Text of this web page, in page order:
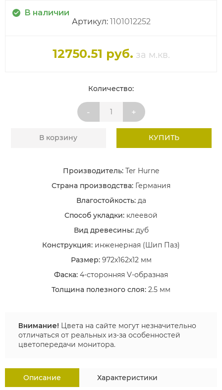
В наличии
Артикул: 1101012252
12750.51 руб. за м.кв.
Количество:
- +
В корзину КУПИТЬ
Производитель: Ter Hurne
Страна производства: Германия
Влагостойкость: да
Способ укладки: клеевой
Вид древесины: дуб
Конструкция: инженерная (Шип Паз)
Размер: 972х162х12 мм
Фаска: 4-сторонняя V-образная
Толщина полезного слоя: 2.5 мм
Внимание! Цвета на сайте могут незначительно
отличаться от реальных из-за особенностей
цветопередачи монитора.
Описание Характеристики